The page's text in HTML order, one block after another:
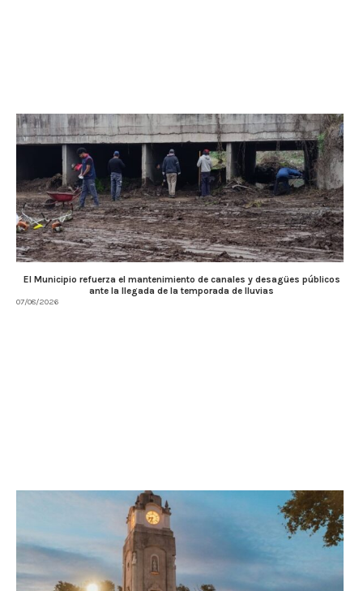
El Municipio refuerza el mantenimiento de canales y desagües públicos
ante la llegada de la temporada de lluvias
07/08/2026